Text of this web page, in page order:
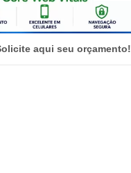
aqui seu orçamento!